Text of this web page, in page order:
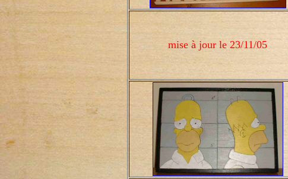
mise à jour le 23/11/05